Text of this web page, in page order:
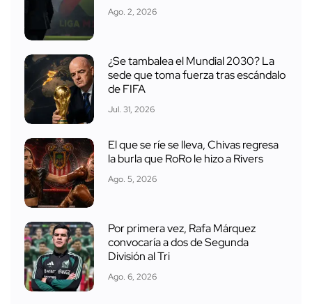
Ago. 2, 2026
¿Se tambalea el Mundial 2030? La
sede que toma fuerza tras escándalo
de FIFA
Jul. 31, 2026
El que se ríe se lleva, Chivas regresa
la burla que RoRo le hizo a Rivers
Ago. 5, 2026
Por primera vez, Rafa Márquez
convocaría a dos de Segunda
División al Tri
Ago. 6, 2026